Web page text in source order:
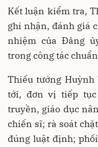
Kết luận kiểm tra,
ghi nhận, đánh giá
nhiệm của Đảng
trong công tác
Thiếu tướng Huỳnh
tới, đơn vị tiếp tục
truyền, giáo dục
chiến sĩ; rà soát
đúng luật định;